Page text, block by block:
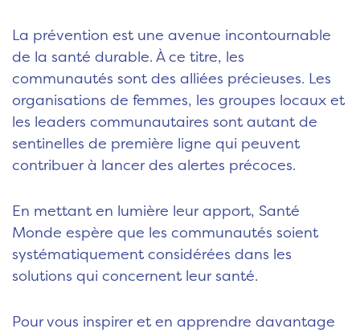
La prévention est une avenue incontournable
de la santé durable. Àce titre, les
communautés sont des alliées précieuses. Les
organisations de femmes, les groupes locaux et
les leaders communautaires sont autant de
sentinelles de première ligne qui peuvent
contribuer à lancer des alertes précoces.
En mettant en lumière leur apport, Santé
Monde espère que les communautés soient
systématiquement considérées dans les
solutions qui concernent leur santé.
Pour vous inspirer et en apprendre davantage